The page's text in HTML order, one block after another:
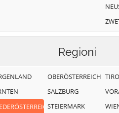
Regioni
OBERÖSTERREICH
SALZBURG
STEIERMARK